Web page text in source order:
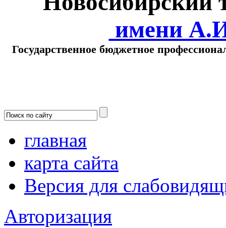
имени
Государственное бюджетное
главная
карта сайта
Версия для
Авторизация